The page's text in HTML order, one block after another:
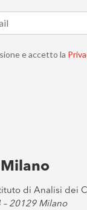
e accetto la
di Analisi dei
– 20129 Milano